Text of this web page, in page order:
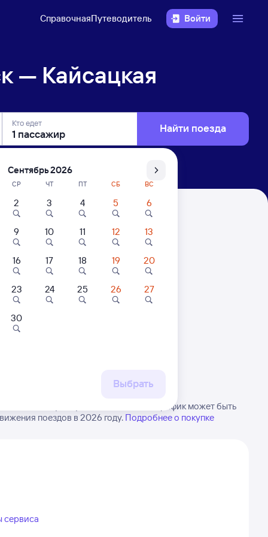
СправочнаяПутеводитель Войти
— Кайсацкая
Кто едет Найти поезда
в Кайсацкую. Будьте внимательны, график может быть
поездов в 2026 году. Подробнее о покупке
сервиса
Сентябрь 2026
СР ЧТ ПТ СБ ВС
2 3 4 5 6
9 10 11 12 13
16 17 18 19 20
23 24 25 26 27
30
Выбрать